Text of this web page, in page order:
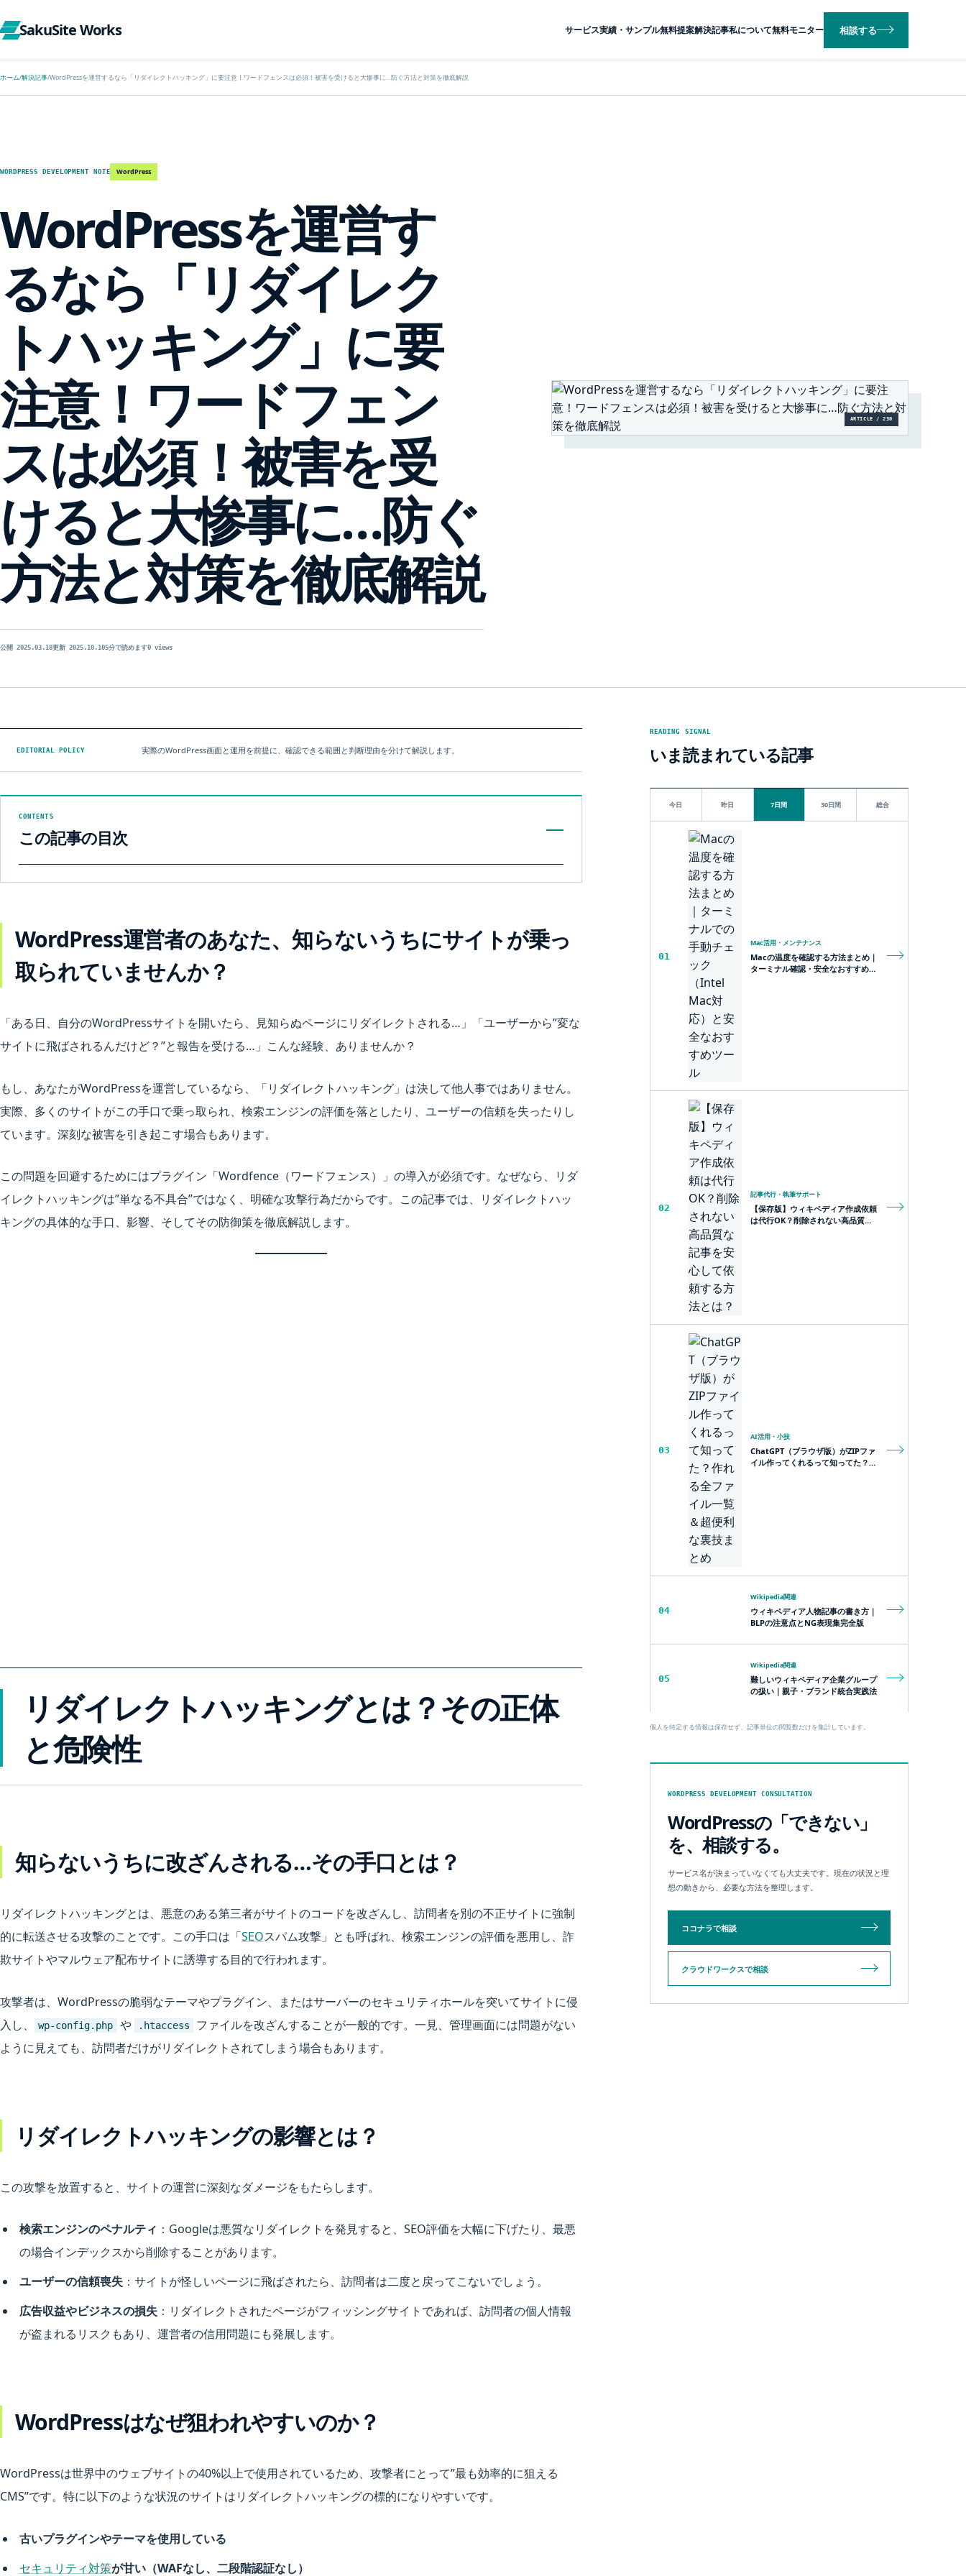
SakuSite Works サービス実績・サンプル無料提案解決記事私について無料モニター 相談する
ホーム/解決記事/WordPressを運営するなら「リダイレクトハッキング」に要注意！ワードフェンスは必須！被害を受けると大惨事に…防ぐ方法と対策を徹底解説
WORDPRESS DEVELOPMENT NOTE WordPress
WordPressを運営す
るなら「リダイレク
トハッキング」に要
注意！ワードフェン
スは必須！被害を受
けると大惨事に…防ぐ
方法と対策を徹底解説
公開 2025.03.18更新 2025.10.105分で読めます0 views
ARTICLE / 230
EDITORIAL POLICY 実際のWordPress画面と運用を前提に、確認できる範囲と判断理由を分けて解説します。
CONTENTS
この記事の目次
WordPress運営者のあなた、知らないうちにサイトが乗っ
取られていませんか？
「ある日、自分のWordPressサイトを開いたら、見知らぬページにリダイレクトされる…」「ユーザーから”変な
サイトに飛ばされるんだけど？”と報告を受ける…」こんな経験、ありませんか？
もし、あなたがWordPressを運営しているなら、「リダイレクトハッキング」は決して他人事ではありません。
実際、多くのサイトがこの手口で乗っ取られ、検索エンジンの評価を落としたり、ユーザーの信頼を失ったりし
ています。深刻な被害を引き起こす場合もあります。
この問題を回避するためにはプラグイン「Wordfence（ワードフェンス）」の導入が必須です。なぜなら、リダ
イレクトハッキングは”単なる不具合”ではなく、明確な攻撃行為だからです。この記事では、リダイレクトハッ
キングの具体的な手口、影響、そしてその防御策を徹底解説します。
リダイレクトハッキングとは？その正体
と危険性
知らないうちに改ざんされる…その手口とは？
リダイレクトハッキングとは、悪意のある第三者がサイトのコードを改ざんし、訪問者を別の不正サイトに強制
的に転送させる攻撃のことです。この手口は「SEOスパム攻撃」とも呼ばれ、検索エンジンの評価を悪用し、詐
欺サイトやマルウェア配布サイトに誘導する目的で行われます。
攻撃者は、WordPressの脆弱なテーマやプラグイン、またはサーバーのセキュリティホールを突いてサイトに侵
入し、
wp-config.php や .htaccess
ファイルを改ざんすることが一般的です。一見、管理画面には問題がない
ように見えても、訪問者だけがリダイレクトされてしまう場合もあります。
リダイレクトハッキングの影響とは？
この攻撃を放置すると、サイトの運営に深刻なダメージをもたらします。
検索エンジンのペナルティ ：Googleは悪質なリダイレクトを発見すると、SEO評価を大幅に下げたり、最悪
の場合インデックスから削除することがあります。
ユーザーの信頼喪失：サイトが怪しいページに飛ばされたら、訪問者は二度と戻ってこないでしょう。
広告収益やビジネスの損失：リダイレクトされたページがフィッシングサイトであれば、訪問者の個人情報
が盗まれるリスクもあり、運営者の信用問題にも発展します。
WordPressはなぜ狙われやすいのか？
WordPressは世界中のウェブサイトの40%以上で使用されているため、攻撃者にとって”最も効率的に狙える
CMS”です。特に以下のような状況のサイトはリダイレクトハッキングの標的になりやすいです。
古いプラグインやテーマを使用している
セキュリティ対策が甘い（WAFなし、二段階認証なし）
READING SIGNAL
いま読まれている記事
今日 昨日 7日間 30日間 総合
01
Mac活用・メンテナンス
Macの温度を確認する方法まとめ｜
ターミナル確認・安全なおすすめツ
02
記事代行・執筆サポート
【保存版】ウィキペディア作成依頼
は代行OK？削除されない高品質な
03
AI活用・小技
ChatGPT（ブラウザ版）がZIPファ
イル作ってくれるって知ってた？作
04
Wikipedia関連
ウィキペディア人物記事の書き方｜
BLPの注意点とNG表現集完全版
05
Wikipedia関連
難しいウィキペディア企業グループ
の扱い｜親子・ブランド統合実践法
個人を特定する情報は保存せず、記事単位の閲覧数だけを集計しています。
WORDPRESS DEVELOPMENT CONSULTATION
WordPressの「できない」
を、相談する。
サービス名が決まっていなくても大丈夫です。現在の状況と理
想の動きから、必要な方法を整理します。
ココナラで相談
クラウドワークスで相談